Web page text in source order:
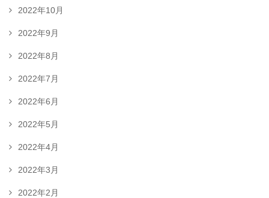
2022年10月
2022年9月
2022年8月
2022年7月
2022年6月
2022年5月
2022年4月
2022年3月
2022年2月